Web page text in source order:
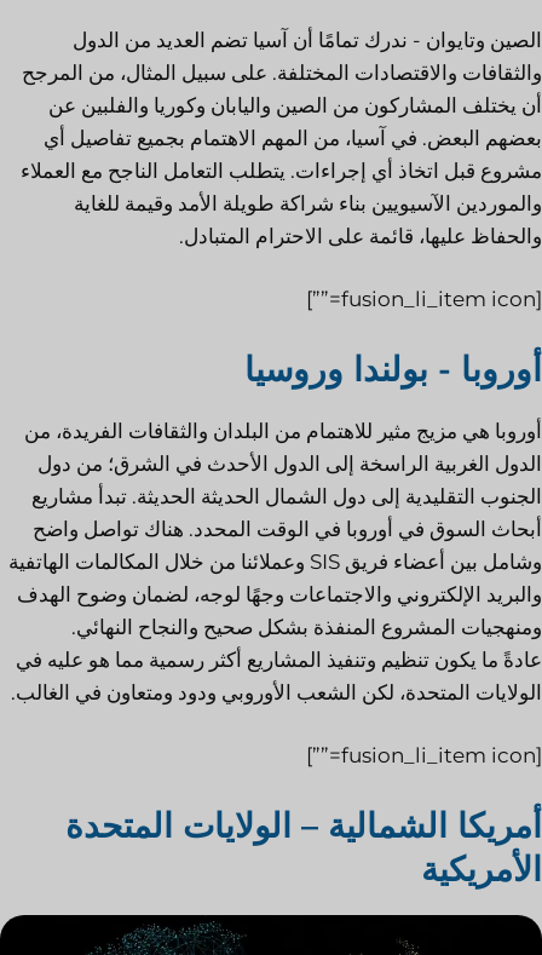
الصين وتايوان - ندرك تمامًا أن آسيا تضم العديد من الدول
والثقافات والاقتصادات المختلفة. على سبيل المثال، من المرجح
أن يختلف المشاركون من الصين واليابان وكوريا والفلبين عن
بعضهم البعض. في آسيا، من المهم الاهتمام بجميع تفاصيل أي
مشروع قبل اتخاذ أي إجراءات. يتطلب التعامل الناجح مع العملاء
والموردين الآسيويين بناء شراكة طويلة الأمد وقيمة للغاية
والحفاظ عليها، قائمة على الاحترام المتبادل.
[fusion_li_item icon=””]
أوروبا - بولندا وروسيا
أوروبا هي مزيج مثير للاهتمام من البلدان والثقافات الفريدة، من
الدول الغربية الراسخة إلى الدول الأحدث في الشرق؛ من دول
الجنوب التقليدية إلى دول الشمال الحديثة الحديثة. تبدأ مشاريع
أبحاث السوق في أوروبا في الوقت المحدد. هناك تواصل واضح
وشامل بين أعضاء فريق SIS وعملائنا من خلال المكالمات الهاتفية
والبريد الإلكتروني والاجتماعات وجهًا لوجه، لضمان وضوح الهدف
ومنهجيات المشروع المنفذة بشكل صحيح والنجاح النهائي.
عادةً ما يكون تنظيم وتنفيذ المشاريع أكثر رسمية مما هو عليه في
الولايات المتحدة، لكن الشعب الأوروبي ودود ومتعاون في الغالب.
[fusion_li_item icon=””]
أمريكا الشمالية – الولايات المتحدة
الأمريكية